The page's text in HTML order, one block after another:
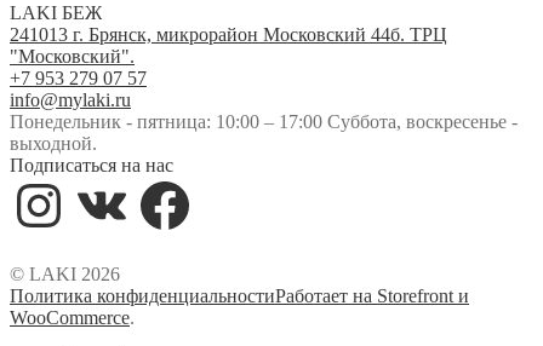
LAKI БЕЖ
241013 г. Брянск, микрорайон Московский 44б. ТРЦ
"Московский".
+7 953 279 07 57
info@mylaki.ru
Понедельник - пятница: 10:00 – 17:00 Суббота, воскресенье -
выходной.
Подписаться на нас
Instagram
Facebook
© LAKI 2026
Политика конфиденциальностиРаботает на Storefront и
WooCommerce.